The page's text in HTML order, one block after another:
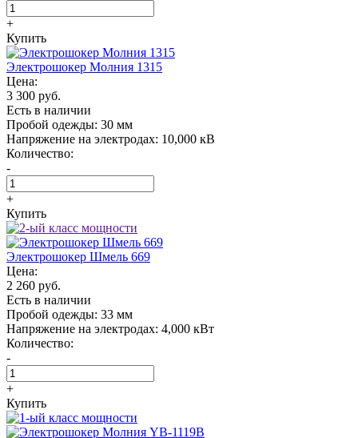
+
Купить
Электрошокер Молния 1315
Цена:
3 300 руб.
Есть в наличии
Пробой одежды: 30 мм
Напряжение на электродах: 10,000 кВ
Количество:
-
+
Купить
Электрошокер Шмель 669
Цена:
2 260 руб.
Есть в наличии
Пробой одежды: 33 мм
Напряжение на электродах: 4,000 кВт
Количество:
-
+
Купить